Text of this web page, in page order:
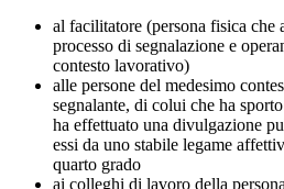
al facilitatore (persona fisica che
processo di segnalazione e
contesto lavorativo)
alle persone del medesimo
segnalante, di colui che ha
ha effettuato una divulgazione
essi da uno stabile legame
quarto grado
ai colleghi di lavoro della